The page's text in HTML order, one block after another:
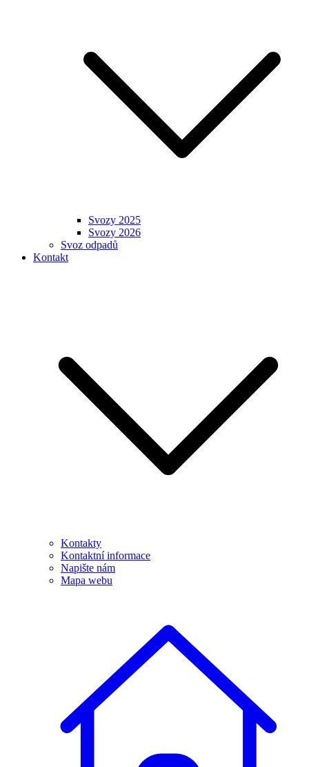
Svozy 2025
Svozy 2026
Svoz odpadů
Kontakt
Kontakty
Kontaktní informace
Napište nám
Mapa webu